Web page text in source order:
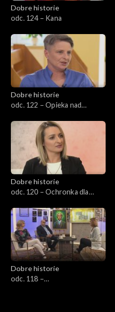
Dobre historie
odc. 124 – Kana
Dobre historie
odc. 122 – Opieka nad
hospicyjnego
Dobre historie
odc. 120 – Ochronka dla
Dobre historie
odc. 118 –